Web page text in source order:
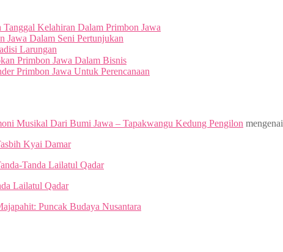
Tanggal Kelahiran Dalam Primbon Jawa
Jawa Dalam Seni Pertunjukan
Larungan
Primbon Jawa Dalam Bisnis
Primbon Jawa Untuk Perencanaan
Musikal Dari Bumi Jawa – Tapakwangu Kedung Pengilon mengenai
Kyai Damar
Tanda Lailatul Qadar
Lailatul Qadar
Puncak Budaya Nusantara